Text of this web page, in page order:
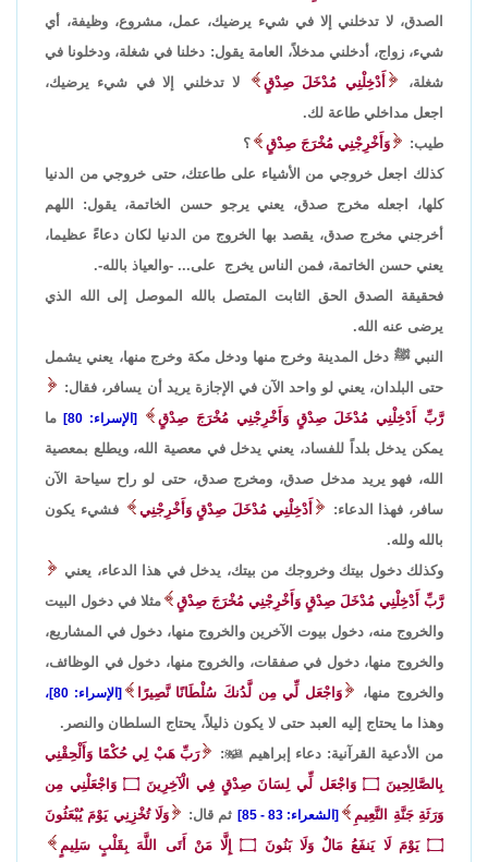
الصدق، لا تدخلني إلا في شيء يرضيك، عمل، مشروع، وظيفة، أي
شيء، زواج، أدخلني مدخلاً، العامة يقول: دخلنا في شغلة، ودخلونا في
شغلة،
أَدْخِلْنِي مُدْخَلَ صِدْقٍ
لا تدخلني إلا في شيء يرضيك،
اجعل مداخلي طاعة لك.
طيب:
وَأَخْرِجْنِي مُخْرَجَ صِدْقٍ
؟
كذلك اجعل خروجي من الأشياء على طاعتك، حتى خروجي من الدنيا
كلها، اجعله مخرج صدق، يعني يرجو حسن الخاتمة، يقول: اللهم
أخرجني مخرج صدق، يقصد بها الخروج من الدنيا لكان دعاءً عظيما،
يعني حسن الخاتمة، فمن الناس يخرج على... -والعياذ بالله-.
فحقيقة الصدق الحق الثابت المتصل بالله الموصل إلى الله الذي
يرضى عنه الله.
النبي ﷺ دخل المدينة وخرج منها ودخل مكة وخرج منها، يعني يشمل
حتى البلدان، يعني لو واحد الآن في الإجازة يريد أن يسافر، فقال:
رَّبِّ أَدْخِلْنِي مُدْخَلَ صِدْقٍ وَأَخْرِجْنِي مُخْرَجَ صِدْقٍ
[الإسراء: 80]
ما
يمكن يدخل بلداً للفساد، يعني يدخل في معصية الله، ويطلع بمعصية
الله، فهو يريد مدخل صدق، ومخرج صدق، حتى لو راح سياحة الآن
سافر، فهذا الدعاء:
أَدْخِلْنِي مُدْخَلَ صِدْقٍ وَأَخْرِجْنِي
فشيء يكون
بالله ولله.
وكذلك دخول بيتك وخروجك من بيتك، يدخل في هذا الدعاء، يعني
رَّبِّ أَدْخِلْنِي مُدْخَلَ صِدْقٍ وَأَخْرِجْنِي مُخْرَجَ صِدْقٍ
مثلا في دخول البيت
والخروج منه، دخول بيوت الآخرين والخروج منها، دخول في المشاريع،
والخروج منها، دخول في صفقات، والخروج منها، دخول في الوظائف،
والخروج منها،
وَاجْعَل لِّي مِن لَّدُنكَ سُلْطَانًا نَّصِيرًا [الإسراء: 80]،
وهذا ما يحتاج إليه العبد حتى لا يكون ذليلاً، يحتاج السلطان والنصر.
من الأدعية القرآنية: دعاء إبراهيم 
:
رَبِّ هَبْ لِي حُكْمًا وَأَلْحِقْنِي
بِالصَّالِحِينَ ۝ وَاجْعَل لِّي لِسَانَ صِدْقٍ فِي الْآخِرِينَ ۝
وَاجْعَلْنِي مِن
وَرَثَةِ جَنَّةِ النَّعِيمِ
[الشعراء: 83 - 85] ثم قال:
وَلَا تُخْزِنِي يَوْمَ يُبْعَثُونَ
۝ يَوْمَ لَا يَنفَعُ مَالٌ وَلَا بَنُونَ ۝ إِلَّا مَنْ أَتَى اللَّهَ بِقَلْبٍ سَلِيمٍ